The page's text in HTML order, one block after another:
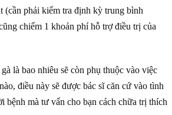
(cần phải kiểm tra định kỳ trung bình
chiếm 1 khoản phí hỗ trợ điều trị của
là bao nhiêu sẽ còn phụ thuộc vào việc
điều này sẽ được bác sĩ căn cứ vào tình
bệnh mà tư vấn cho bạn cách chữa trị thích